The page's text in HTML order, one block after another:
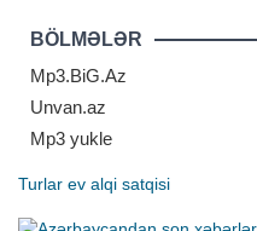
rəhbərinin ictimaiyyətlə əlaqələr
üzrə köməkçisi Şon Parnell X sosial
şəbəkəsində məlumat verib
BÖLMƏLƏR
Mp3.BiG.Az
Unvan.az
Mp3 yukle
Turlar ev alqi satqisi